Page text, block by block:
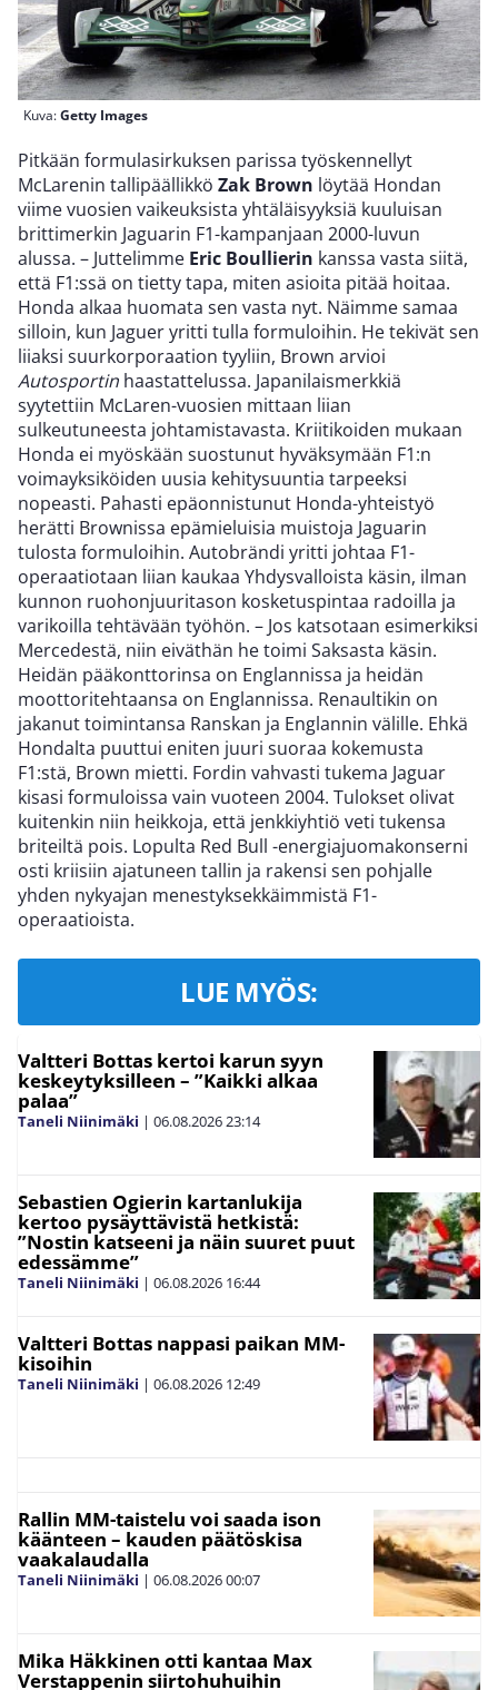
Kuva:Getty Images
Pitkään formulasirkuksen parissa työskennellyt
McLarenin tallipäällikkö Zak Brown löytää Hondan
viime vuosien vaikeuksista yhtäläisyyksiä kuuluisan
brittimerkin Jaguarin F1-kampanjaan 2000-luvun
alussa. – Juttelimme Eric Boullierin kanssa vasta siitä,
että F1:ssä on tietty tapa, miten asioita pitää hoitaa.
Honda alkaa huomata sen vasta nyt. Näimme samaa
silloin, kun Jaguer yritti tulla formuloihin. He tekivät sen
liiaksi suurkorporaation tyyliin, Brown arvioi
Autosportin haastattelussa. Japanilaismerkkiä
syytettiin McLaren-vuosien mittaan liian
sulkeutuneesta johtamistavasta. Kriitikoiden mukaan
Honda ei myöskään suostunut hyväksymään F1:n
voimayksiköiden uusia kehitysuuntia tarpeeksi
nopeasti. Pahasti epäonnistunut Honda-yhteistyö
herätti Brownissa epämieluisia muistoja Jaguarin
tulosta formuloihin. Autobrändi yritti johtaa F1-
operaatiotaan liian kaukaa Yhdysvalloista käsin, ilman
kunnon ruohonjuuritason kosketuspintaa radoilla ja
varikoilla tehtävään työhön. – Jos katsotaan esimerkiksi
Mercedestä, niin eiväthän he toimi Saksasta käsin.
Heidän pääkonttorinsa on Englannissa ja heidän
moottoritehtaansa on Englannissa. Renaultikin on
jakanut toimintansa Ranskan ja Englannin välille. Ehkä
Hondalta puuttui eniten juuri suoraa kokemusta
F1:stä, Brown mietti. Fordin vahvasti tukema Jaguar
kisasi formuloissa vain vuoteen 2004. Tulokset olivat
kuitenkin niin heikkoja, että jenkkiyhtiö veti tukensa
briteiltä pois. Lopulta Red Bull -energiajuomakonserni
osti kriisiin ajatuneen tallin ja rakensi sen pohjalle
yhden nykyajan menestyksekkäimmistä F1-
operaatioista.
LUE MYÖS:
Valtteri Bottas kertoi karun syyn
keskeytyksilleen – ”Kaikki alkaa
palaa”
Taneli Niinimäki | 06.08.202623:14
Sebastien Ogierin kartanlukija
kertoo pysäyttävistä hetkistä:
”Nostin katseeni ja näin suuret puut
edessämme”
Taneli Niinimäki | 06.08.2026 16:44
Valtteri Bottas nappasi paikan MM-
kisoihin
Taneli Niinimäki | 06.08.2026 12:49
Rallin MM-taistelu voi saada ison
käänteen – kauden päätöskisa
vaakalaudalla
Taneli Niinimäki | 06.08.202600:07
Mika Häkkinen otti kantaa Max
Verstappenin siirtohuhuihin